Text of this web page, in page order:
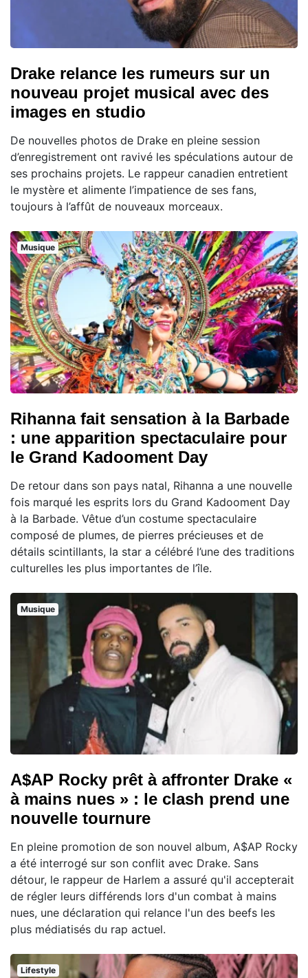
Drake relance les rumeurs sur un
nouveau projet musical avec des
images en studio
De nouvelles photos de Drake en pleine session
d’enregistrement ont ravivé les spéculations autour de
ses prochains projets. Le rappeur canadien entretient
le mystère et alimente l’impatience de ses fans,
toujours à l’affût de nouveaux morceaux.
Musique
Rihanna fait sensation à la Barbade
: une apparition spectaculaire pour
le Grand Kadooment Day
De retour dans son pays natal, Rihanna a une nouvelle
fois marqué les esprits lors du Grand Kadooment Day
à la Barbade. Vêtue d’un costume spectaculaire
composé de plumes, de pierres précieuses et de
détails scintillants, la star a célébré l’une des traditions
culturelles les plus importantes de l’île.
Musique
A$AP Rocky prêt à affronter Drake «
à mains nues » : le clash prend une
nouvelle tournure
En pleine promotion de son nouvel album, A$AP Rocky
a été interrogé sur son conflit avec Drake. Sans
détour, le rappeur de Harlem a assuré qu'il accepterait
de régler leurs différends lors d'un combat à mains
nues, une déclaration qui relance l'un des beefs les
plus médiatisés du rap actuel.
Lifestyle